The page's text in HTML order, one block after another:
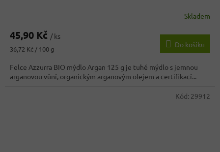
Skladem
45,90 Kč / ks
Měrná
36,72 Kč / 100 g
Do košíku
Felce Azzurra BIO mýdlo Argan 125 g je tuhé mýdlo s jemnou
arganovou vůní, organickým arganovým olejem a certifikací...
Kód: 29912